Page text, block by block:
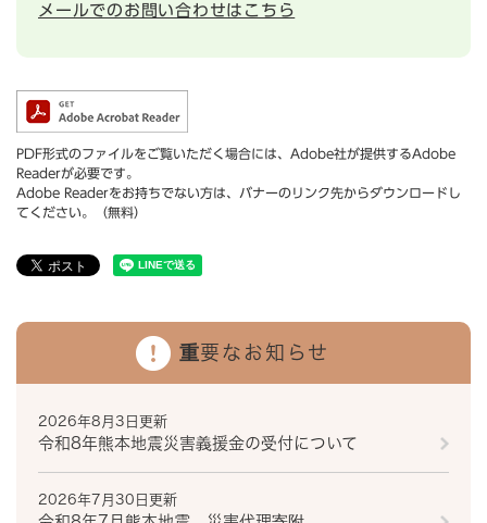
メールでのお問い合わせはこちら
PDF形式のファイルをご覧いただく場合には、Adobe社が提供するAdobe
Readerが必要です。
Adobe Readerをお持ちでない方は、バナーのリンク先からダウンロードし
てください。（無料）
重要なお知らせ
2026年8月3日更新
令和8年熊本地震災害義援金の受付について
2026年7月30日更新